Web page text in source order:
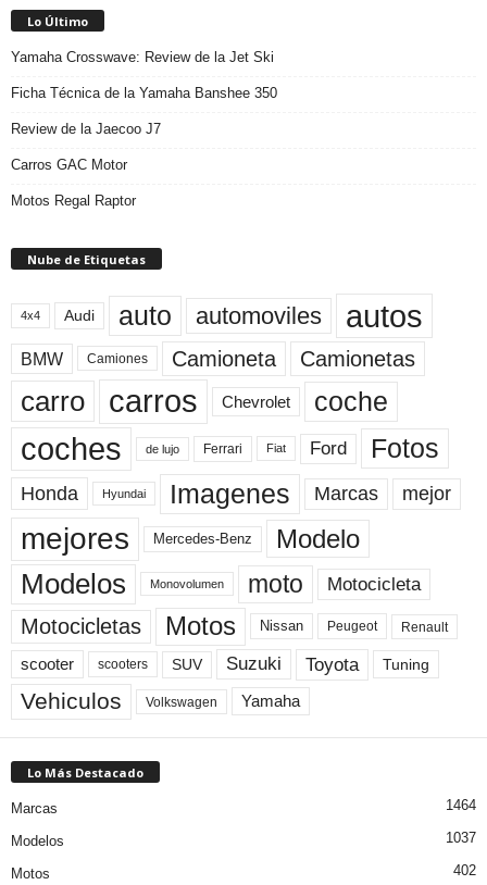
Lo Último
Yamaha Crosswave: Review de la Jet Ski
Ficha Técnica de la Yamaha Banshee 350
Review de la Jaecoo J7
Carros GAC Motor
Motos Regal Raptor
Nube de Etiquetas
4x4 Audi auto automoviles autos
BMW Camiones Camioneta Camionetas
carro carros Chevrolet coche
coches de lujo Ferrari Fiat Ford Fotos
Honda Hyundai Imagenes Marcas mejor
mejores Mercedes-Benz Modelo
Modelos Monovolumen moto Motocicleta
Motocicletas Motos Nissan Peugeot Renault
scooter scooters SUV Suzuki Toyota Tuning
Vehiculos Volkswagen Yamaha
Lo Más Destacado
Marcas 1464
Modelos 1037
Motos 402